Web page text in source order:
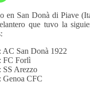
en San Donà di Piave
que tuvo la
AC San Donà 1922
FC Forlì
SS Arezzo
Genoa CFC